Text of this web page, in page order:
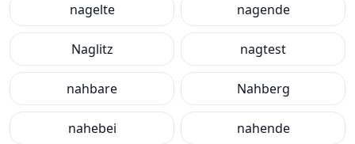
nagelte nagende
Naglitz nagtest
nahbare Nahberg
nahebei nahende